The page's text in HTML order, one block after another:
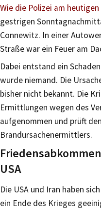
Wie die Polizei am
gestrigen
Connewitz. In einer
Straße war ein Feuer am
Dabei entstand ein
wurde niemand. Die
bisher nicht bekannt. Die
Ermittlungen wegen des
aufgenommen und prüft
Brandursachenermittlers.
USA
Die USA und Iran haben
ein Ende des Krieges